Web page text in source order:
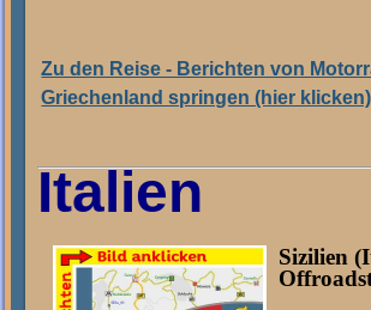
Zu den Reise - Berichten von
Griechenland springen (hier klicken)
Italien
Sizilien